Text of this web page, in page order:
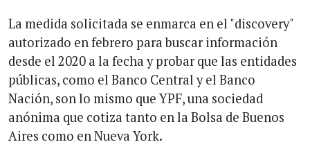
La medida solicitada se enmarca en el "discovery"
autorizado en febrero para buscar información
desde el 2020 a la fecha y probar que las entidades
públicas, como el Banco Central y el Banco
Nación, son lo mismo que YPF, una sociedad
anónima que cotiza tanto en la Bolsa de Buenos
Aires como en Nueva York.